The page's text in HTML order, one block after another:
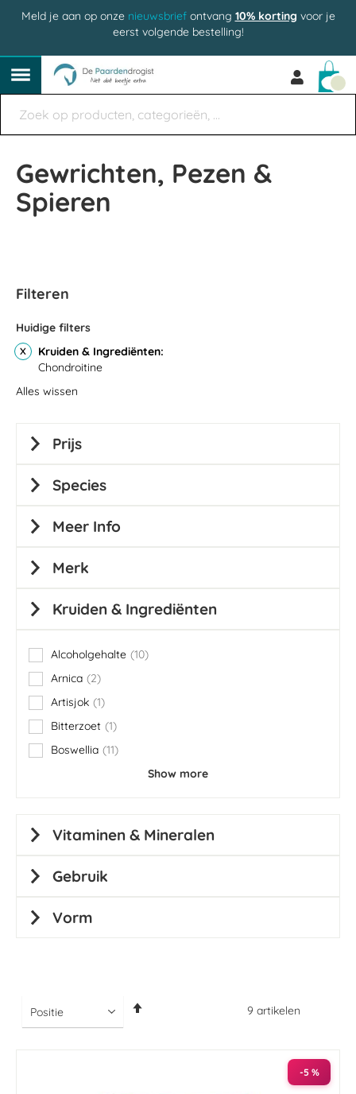
Meld je aan op onze nieuwsbriefontvang 10% korting voor je
eerst volgende bestelling!
Gewrichten, Pezen &
Spieren
9 artikelen
-5 %
Filteren
Huidige filters
Kruiden & Ingrediënten
Chondroitine
Alles wissen
Prijs
Species
Meer Info
Merk
Kruiden & Ingrediënten
Alcoholgehalte 10
items
Arnica
2
items
Artisjok 1
item
Bitterzoet 1
item
Boswellia 11
items
Show more
Vitaminen & Mineralen
Gebruik
Vorm